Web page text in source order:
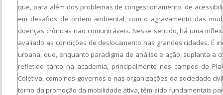
que, para além dos problemas de congestionamento, de
em desafios de ordem ambiental, com o agravamento das
doenças crônicas não comunicáveis. Nesse sentido, há uma
avaliado as condições de deslocamento nas grandes cidades. É
urbana, que, enquanto paradigma de análise e ação, suplanta a
refletido tanto na academia, principalmente nos campos do
Coletiva, como nos governos e nas organizações da sociedade
torno da promoção da mobilidade ativa, têm sido fundamentais